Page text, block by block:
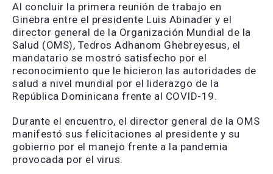
Al concluir la primera reunión de trabajo en
Ginebra entre el presidente Luis Abinader y el
director general de la Organización Mundial de la
Salud (OMS), Tedros Adhanom Ghebreyesus, el
mandatario se mostró satisfecho por el
reconocimiento que le hicieron las autoridades de
salud a nivel mundial por el liderazgo de la
República Dominicana frente al COVID-19.
Durante el encuentro, el director general de la OMS
manifestó sus felicitaciones al presidente y su
gobierno por el manejo frente a la pandemia
provocada por el virus.